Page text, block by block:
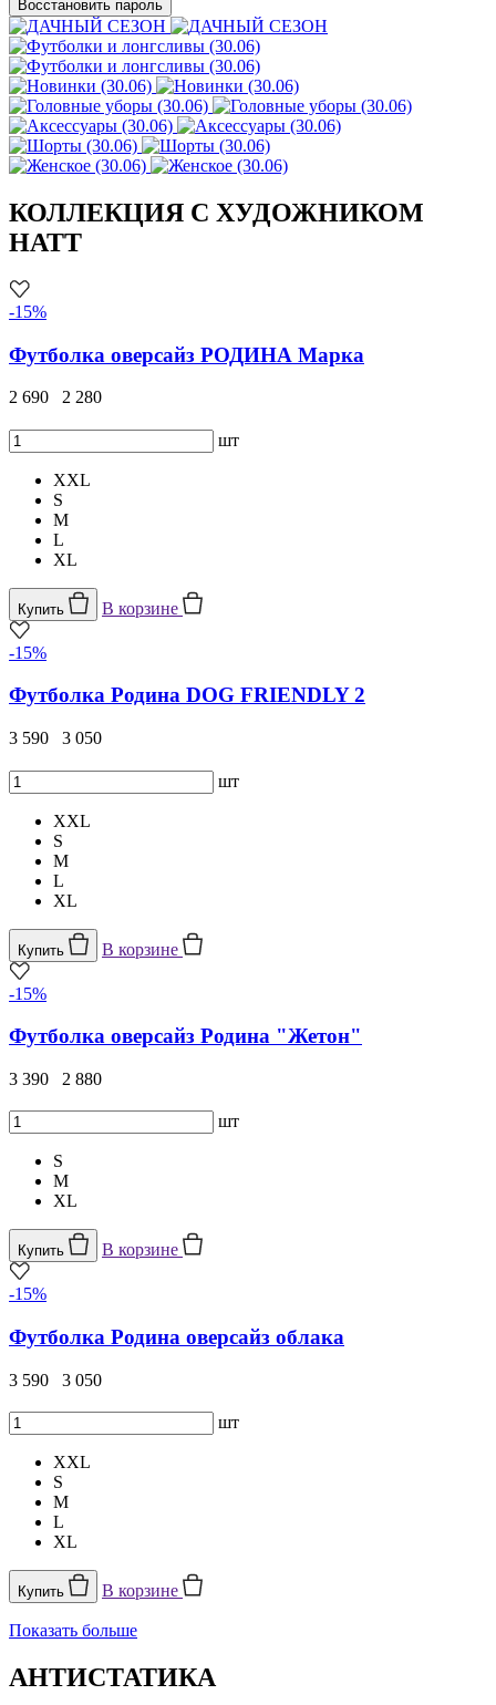
Восстановить пароль
КОЛЛЕКЦИЯ С ХУДОЖНИКОМ
HATT
-15%
Футболка оверсайз РОДИНА Марка
2 690 2 280
шт
XXL
S
M
L
XL
Купить В корзине
-15%
Футболка Родина DOG FRIENDLY 2
3 590 3 050
шт
XXL
S
M
L
XL
Купить В корзине
-15%
Футболка оверсайз Родина "Жетон"
3 390 2 880
шт
S
M
XL
Купить В корзине
-15%
Футболка Родина оверсайз облака
3 590 3 050
шт
XXL
S
M
L
XL
Купить В корзине
Показать больше
АНТИСТАТИКА